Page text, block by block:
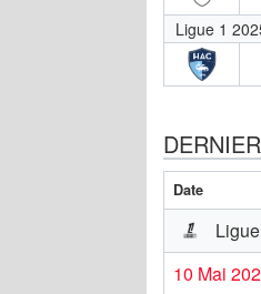
Ligue 1
Date
10 Mai